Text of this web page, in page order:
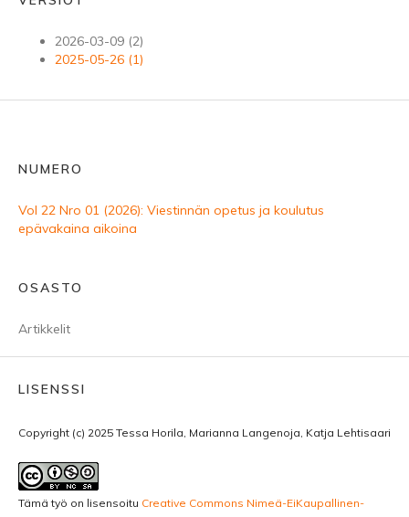
2026-03-09 (2)
2025-05-26 (1)
NUMERO
Vol 22 Nro 01 (2026): Viestinnän opetus ja koulutus
epävakaina aikoina
OSASTO
Artikkelit
LISENSSI
Copyright (c) 2025 Tessa Horila, Marianna Langenoja, Katja Lehtisaari
Tämä työ on lisensoitu Creative Commons Nimeä-EiKaupallinen-